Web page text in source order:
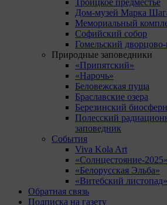
Троицкое предместье
Дом-музей Марка
Мемориальный
Софийский собор
Гомельский
Природные заповедники
«Припятский»
«Нарочь»
Беловежская пуща
Браславские озера
Березинский
Полесский
заповедник
События
Viva Kola Art
«Солнцестояние-2025»
«Белорусская Эльба»
«Витебский листопад»
Обратная связь
Подписка на газету